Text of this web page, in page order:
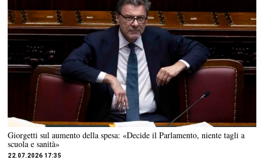
Giorgetti sul aumento della spesa: «Decide il Parlamento, niente tagli a
scuola e sanità»
22.07.2026 17:35